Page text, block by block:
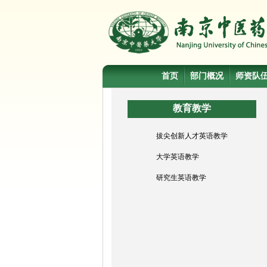
首页 部门概况 师资队
教育教学
拔尖创新人才英语教学
大学英语教学
研究生英语教学